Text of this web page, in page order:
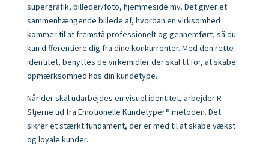
supergrafik, billeder/foto, hjemmeside mv. Det giver et
sammenhængende billede af, hvordan en virksomhed
kommer til at fremstå professionelt og gennemført, så du
kan differentiere dig fra dine konkurrenter. Med den rette
identitet, benyttes de virkemidler der skal til for, at skabe
opmærksomhed hos din kundetype.
Når der skal udarbejdes en visuel identitet, arbejder R
Stjerne ud fra Emotionelle Kundetyper® metoden. Det
sikrer et stærkt fundament, der er med til at skabe vækst
og loyale kunder.